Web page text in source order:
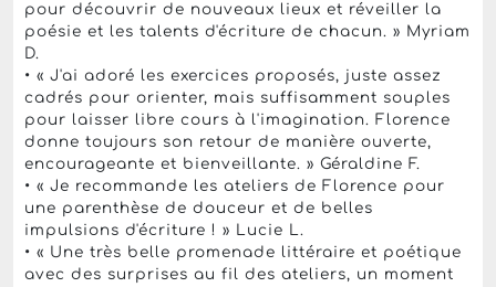
pour découvrir de nouveaux lieux et réveiller la
poésie et les talents d'écriture de chacun. » Myriam
D.
• « J'ai adoré les exercices proposés, juste assez
cadrés pour orienter, mais suffisamment souples
pour laisser libre cours à l'imagination. Florence
donne toujours son retour de manière ouverte,
encourageante et bienveillante. » Géraldine F.
• « Je recommande les ateliers de Florence pour
une parenthèse de douceur et de belles
impulsions d'écriture ! » Lucie L.
• « Une très belle promenade littéraire et poétique
avec des surprises au fil des ateliers, un moment